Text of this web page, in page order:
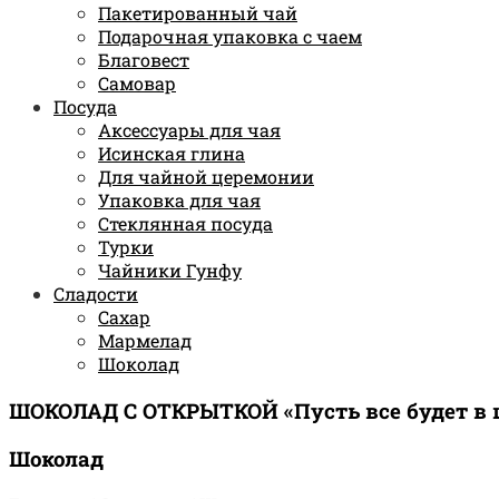
Пакетированный чай
Подарочная упаковка с чаем
Благовест
Самовар
Посуда
Аксессуары для чая
Исинская глина
Для чайной церемонии
Упаковка для чая
Стеклянная посуда
Турки
Чайники Гунфу
Сладости
Сахар
Мармелад
Шоколад
ШОКОЛАД С ОТКРЫТКОЙ «Пусть все будет в
Шоколад